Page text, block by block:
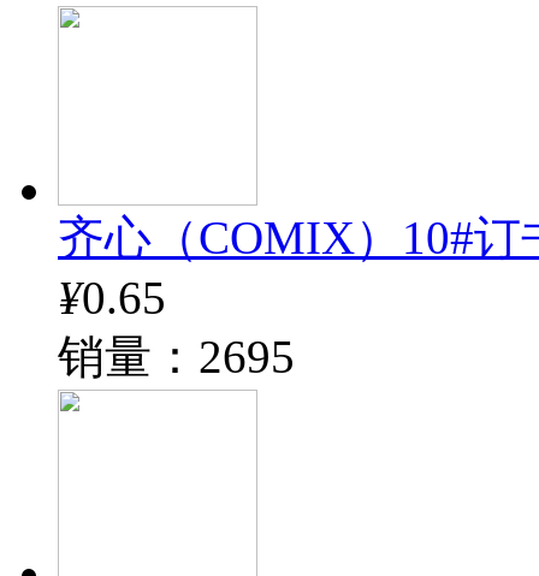
齐心（COMIX）10#订
¥0.65
销量：2695